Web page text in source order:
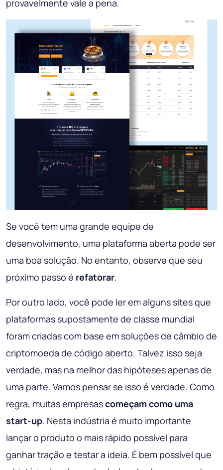
provavelmente vale a pena.
Se você tem uma grande equipe de
desenvolvimento, uma plataforma aberta pode ser
uma boa solução. No entanto, observe que seu
próximo passo é refatorar.
Por outro lado, você pode ler em alguns sites que
plataformas supostamente de classe mundial
foram criadas com base em soluções de câmbio de
criptomoeda de código aberto. Talvez isso seja
verdade, mas na melhor das hipóteses apenas de
uma parte. Vamos pensar se isso é verdade. Como
regra, muitas empresascomeçam como uma
start-up. Nesta indústria é muito importante
lançar o produto o mais rápido possível para
ganhar tração e testar a ideia. É bem possível que